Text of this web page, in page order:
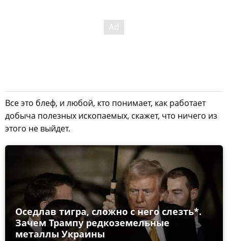
Все это блеф, и любой, кто понимает, как работает
добыча полезных ископаемых, скажет, что ничего из
этого не выйдет.
Оседлав тигра, сложно с него слезть*.
Зачем Трампу редкоземельные
металлы Украины